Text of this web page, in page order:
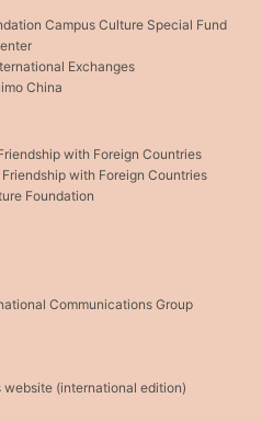
Campus Culture Special Fund
Exchanges
China
with Foreign Countries
with Foreign Countries
Foundation
Communications Group
website (international edition)